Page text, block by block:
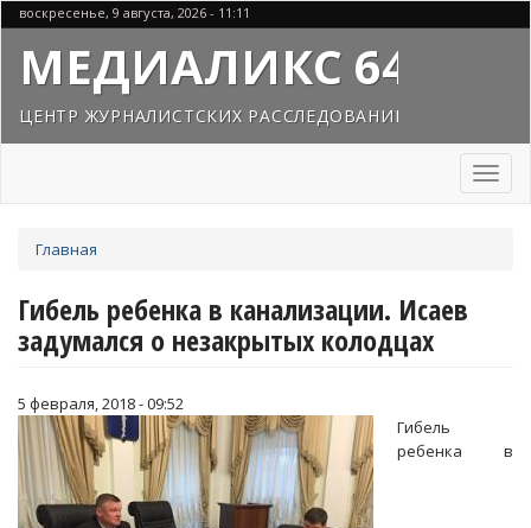
Перейти
к
основному
содержанию
воскресенье, 9 августа, 2026 - 11:11
МЕДИАЛИКС 64
ЦЕНТР ЖУРНАЛИСТСКИХ РАССЛЕДОВАНИЙ
Toggle
здесь
Главная
Гибель ребенка в канализации. Исаев
задумался о незакрытых колодцах
5 февраля, 2018 - 09:52
Гибель
ребенка в